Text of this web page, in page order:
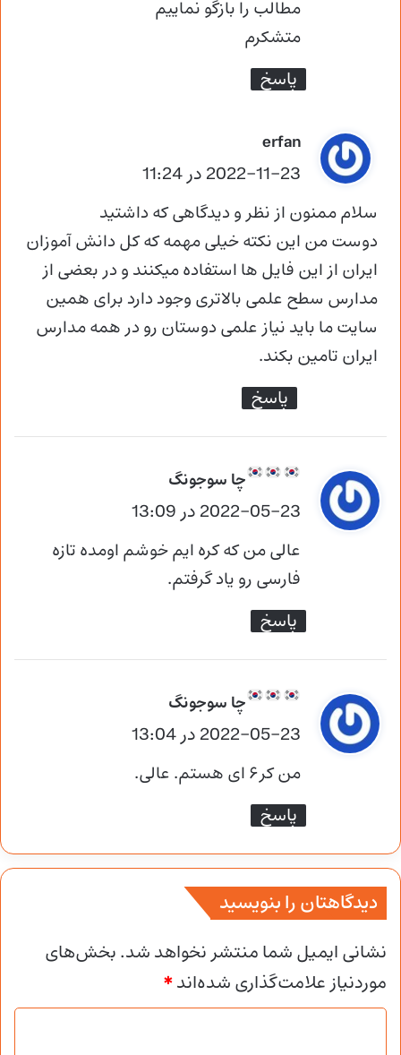
مطالب را بازگو نماییم
متشکرم
پاسخ
erfan
ف
ت
:
2022-11-23 در 11:24
سلام ممنون از نظر و دیدگاهی که داشتید
دوست من این نکته خیلی مهمه که کل دانش آموزان
ایران از این فایل ها استفاده میکنند و در بعضی از
مدارس سطح علمی بالاتری وجود دارد برای همین
سایت ما باید نیاز علمی دوستان رو در همه مدارس
ایران تامین بکند.
پاسخ
چا سوجونگ
ف
ت
2022-05-23 در 13:09
عالی من که کره ایم خوشم اومده تازه
فارسی رو یاد گرفتم.
پاسخ
چا سوجونگ
ف
ت
2022-05-23 در 13:04
من کر۶ ای هستم. عالی.
پاسخ
دیدگاهتان را بنویسید
نشانی ایمیل شما منتشر نخواهد شد.بخش‌های
موردنیاز علامت‌گذاری شده‌اند*
د